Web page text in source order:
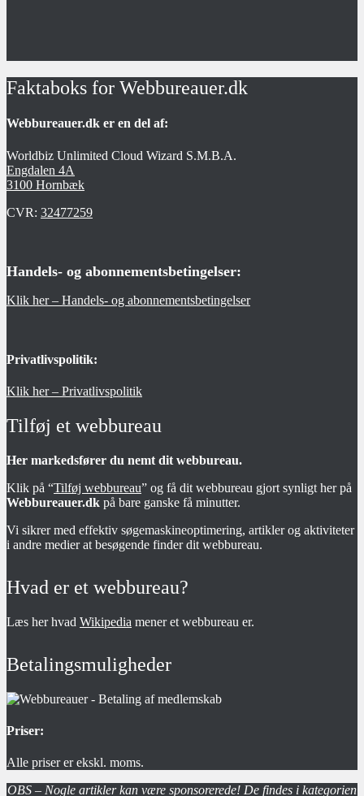
Faktaboks for Webbureauer.dk
Webbureauer.dk er en del af:
Worldbiz Unlimited Cloud Wizard S.M.B.A.
Engdalen 4A
3100 Hornbæk
CVR: 32477259
Handels- og abonnementsbetingelser:
Klik her – Handels- og abonnementsbetingelser
Privatlivspolitik:
Klik her – Privatlivspolitik
Tilføj et webbureau
Her markedsfører du nemt dit webbureau.
Klik på “Tilføj webbureau” og få dit webbureau gjort synligt her på
Webbureauer.dk på bare ganske få minutter.
Vi sikrer med effektiv søgemaskineoptimering, artikler og aktiviteter
i andre medier at besøgende finder dit webbureau.
Hvad er et webbureau?
Læs her hvad Wikipedia mener et webbureau er.
Betalingsmuligheder
Priser:
Alle priser er ekskl. moms.
OBS – Nogle artikler kan være sponsorerede! De findes i kategorien